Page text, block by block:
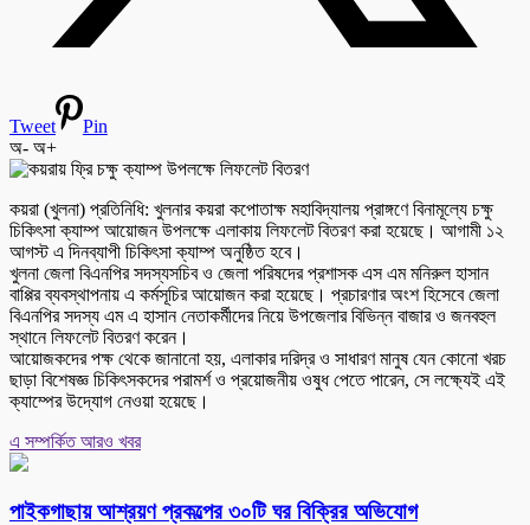
Tweet
Pin
অ- অ+
কয়রা (খুলনা) প্রতিনিধি: খুলনার কয়রা কপোতাক্ষ মহাবিদ্যালয় প্রাঙ্গণে বিনামূল্যে চক্ষু
চিকিৎসা ক্যাম্প আয়োজন উপলক্ষে এলাকায় লিফলেট বিতরণ করা হয়েছে। আগামী ১২
আগস্ট এ দিনব্যাপী চিকিৎসা ক্যাম্প অনুষ্ঠিত হবে।
খুলনা জেলা বিএনপির সদস্যসচিব ও জেলা পরিষদের প্রশাসক এস এম মনিরুল হাসান
বাপ্পির ব্যবস্থাপনায় এ কর্মসূচির আয়োজন করা হয়েছে। প্রচারণার অংশ হিসেবে জেলা
বিএনপির সদস্য এম এ হাসান নেতাকর্মীদের নিয়ে উপজেলার বিভিন্ন বাজার ও জনবহুল
স্থানে লিফলেট বিতরণ করেন।
আয়োজকদের পক্ষ থেকে জানানো হয়, এলাকার দরিদ্র ও সাধারণ মানুষ যেন কোনো খরচ
ছাড়া বিশেষজ্ঞ চিকিৎসকদের পরামর্শ ও প্রয়োজনীয় ওষুধ পেতে পারেন, সে লক্ষ্যেই এই
ক্যাম্পের উদ্যোগ নেওয়া হয়েছে।
এ সম্পর্কিত আরও খবর
পাইকগাছায় আশ্রয়ণ প্রকল্পের ৩০টি ঘর বিক্রির অভিযোগ